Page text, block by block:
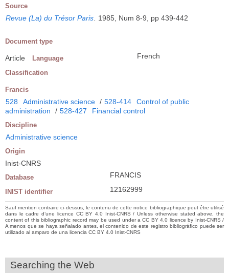
Source
Revue (La) du Trésor Paris 1985, Num 8-9, pp 439-442
Document type
Article Language French
Classification
Francis
528 Administrative science / 528-414
Control of public
administration
/ 528-427 Financial control
Discipline
Administrative science
Origin
Inist-CNRS
Database FRANCIS
INIST identifier 12162999
Sauf mention contraire ci-dessus, le contenu de cette notice bibliographique peut être utilisé
dans le cadre d’une licence CC BY 4.0 Inist-CNRS / Unless otherwise stated above, the
content of this bibliographic record may be used under a CC BY 4.0 licence by Inist-CNRS /
A menos que se haya señalado antes, el contenido de este registro bibliográfico puede ser
utilizado al amparo de una licencia CC BY 4.0 Inist-CNRS
Searching the Web